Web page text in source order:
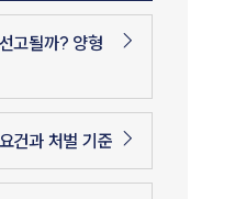
고될까? 양형
건과 처벌 기준